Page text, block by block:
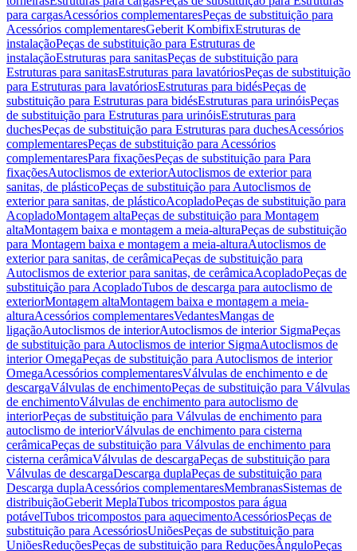
para cargasAcessórios complementaresPeças de substituição para
Acessórios complementaresGeberit KombifixEstruturas de
instalaçãoPeças de substituição para Estruturas de
instalaçãoEstruturas para sanitasPeças de substituição para
Estruturas para sanitasEstruturas para lavatóriosPeças de substituição
para Estruturas para lavatóriosEstruturas para bidésPeças de
substituição para Estruturas para bidésEstruturas para urinóisPeças
de substituição para Estruturas para urinóisEstruturas para
duchesPeças de substituição para Estruturas para duchesAcessórios
complementaresPeças de substituição para Acessórios
complementaresPara fixaçõesPeças de substituição para Para
fixaçõesAutoclismos de exteriorAutoclismos de exterior para
sanitas, de plásticoPeças de substituição para Autoclismos de
exterior para sanitas, de plásticoAcopladoPeças de substituição para
AcopladoMontagem altaPeças de substituição para Montagem
altaMontagem baixa e montagem a meia-alturaPeças de substituição
para Montagem baixa e montagem a meia-alturaAutoclismos de
exterior para sanitas, de cerâmicaPeças de substituição para
Autoclismos de exterior para sanitas, de cerâmicaAcopladoPeças de
substituição para AcopladoTubos de descarga para autoclismo de
exteriorMontagem altaMontagem baixa e montagem a meia-
alturaAcessórios complementaresVedantesMangas de
ligaçãoAutoclismos de interiorAutoclismos de interior SigmaPeças
de substituição para Autoclismos de interior SigmaAutoclismos de
interior OmegaPeças de substituição para Autoclismos de interior
OmegaAcessórios complementaresVálvulas de enchimento e de
descargaVálvulas de enchimentoPeças de substituição para Válvulas
de enchimentoVálvulas de enchimento para autoclismo de
interiorPeças de substituição para Válvulas de enchimento para
autoclismo de interiorVálvulas de enchimento para cisterna
cerâmicaPeças de substituição para Válvulas de enchimento para
cisterna cerâmicaVálvulas de descargaPeças de substituição para
Válvulas de descargaDescarga duplaPeças de substituição para
Descarga duplaAcessórios complementaresMembranasSistemas de
distribuiçãoGeberit MeplaTubos tricompostos para água
potávelTubos tricompostos para aquecimentoAcessóriosPeças de
substituição para AcessóriosUniõesPeças de substituição para
UniõesReduçõesPeças de substituição para ReduçõesÂnguloPeças